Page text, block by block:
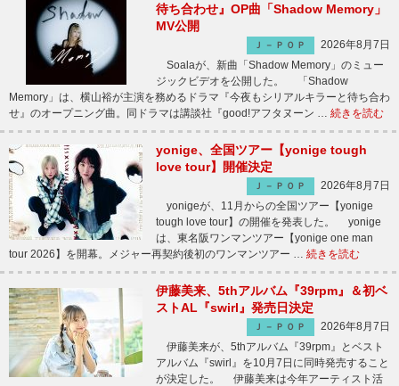
待ち合わせ』OP曲「Shadow Memory」
MV公開
Ｊ－ＰＯＰ
2026年8月7日
Soalaが、新曲「Shadow Memory」のミュー
ジックビデオを公開した。 「Shadow
Memory」は、横山裕が主演を務めるドラマ『今夜もシリアルキラーと待ち合わ
せ』のオープニング曲。同ドラマは講談社『good!アフタヌーン … 続きを読む
yonige、全国ツアー【yonige tough
love tour】開催決定
Ｊ－ＰＯＰ
2026年8月7日
yonigeが、11月からの全国ツアー【yonige
tough love tour】の開催を発表した。 yonige
は、東名阪ワンマンツアー【yonige one man
tour 2026】を開幕。メジャー再契約後初のワンマンツアー … 続きを読む
伊藤美来、5thアルバム『39rpm』＆初ベ
ストAL『swirl』発売日決定
Ｊ－ＰＯＰ
2026年8月7日
伊藤美来が、5thアルバム『39rpm』とベスト
アルバム『swirl』を10月7日に同時発売すること
が決定した。 伊藤美来は今年アーティスト活